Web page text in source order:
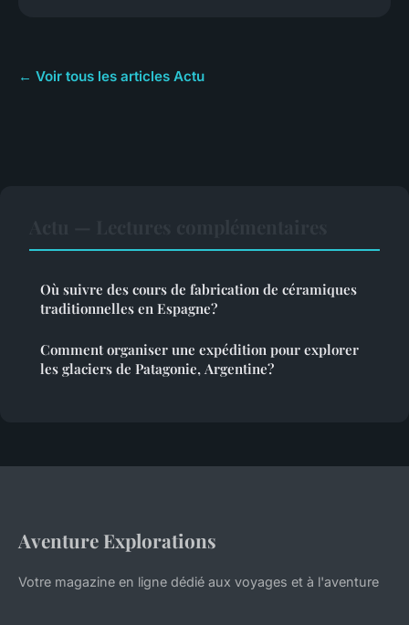
← Voir tous les articles Actu
Où suivre des cours de fabrication de céramiques
traditionnelles en Espagne?
Comment organiser une expédition pour explorer
les glaciers de Patagonie, Argentine?
Aventure Explorations
Votre magazine en ligne dédié aux voyages et à l'aventure